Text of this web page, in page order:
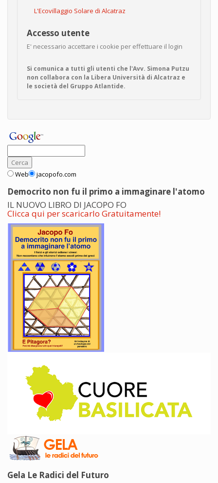
L'Ecovillaggio Solare di Alcatraz
Accesso utente
E' necessario accettare i cookie per effettuare il login
Si comunica a tutti gli utenti che l'Avv. Simona Putzu
non collabora con la Libera Università di Alcatraz e
le società del Gruppo Atlantide.
Web jacopofo.com
Democrito non fu il primo a immaginare l'atomo
IL NUOVO LIBRO DI JACOPO FO
Clicca qui per scaricarlo Gratuitamente!
Gela Le Radici del Futuro